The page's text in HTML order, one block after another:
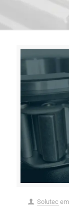
Solutec em